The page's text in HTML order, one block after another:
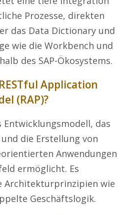
Prozesse, direkten
das Data Dictionary und
wie die Workbench und
des SAP-Ökosystems.
Application
(RAP)?
Entwicklungsmodell, das
die Erstellung von
Anwendungen
ermöglicht. Es
wie
Geschäftslogik.